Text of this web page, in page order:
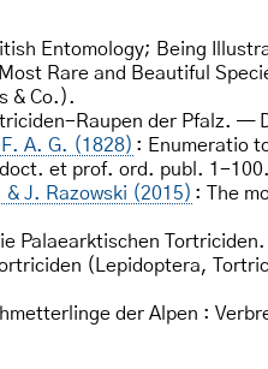
Entomology; Being
Rare and Beautiful
& Co.).
Raupen der Pfalz. —
A. G. (1828) : Enumeratio
et prof. ord. publ. 1-
J. Razowski (2015) : The
Palaearktischen
(Lepidoptera,
der Alpen :